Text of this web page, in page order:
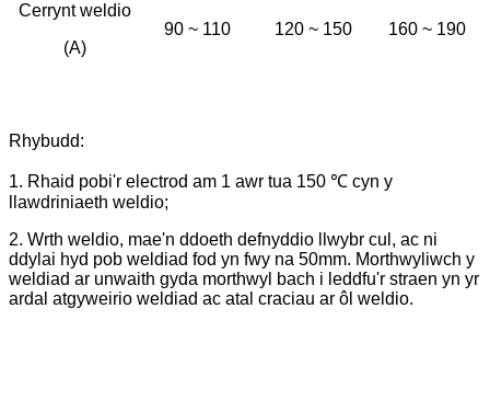
Cerrynt weldio
(A)
90 ~ 110 120 ~ 150 160 ~ 190
Rhybudd:
1. Rhaid pobi'r electrod am 1 awr tua 150 ℃ cyn y
llawdriniaeth weldio;
2. Wrth weldio, mae'n ddoeth defnyddio llwybr cul, ac ni
ddylai hyd pob weldiad fod yn fwy na 50mm. Morthwyliwch y
weldiad ar unwaith gyda morthwyl bach i leddfu'r straen yn yr
ardal atgyweirio weldiad ac atal craciau ar ôl weldio.